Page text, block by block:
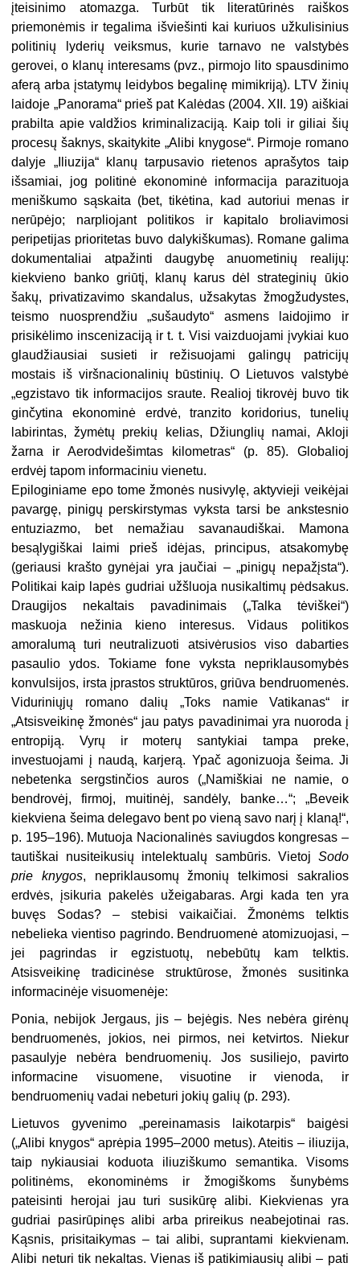
įteisinimo atomazga. Turbūt tik literatūrinės raiškos
priemonėmis ir tegalima išviešinti kai kuriuos užkulisinius
politinių lyderių veiksmus, kurie tarnavo ne valstybės
gerovei, o klanų interesams (pvz., pirmojo lito spausdinimo
aferą arba įstatymų leidybos begalinę mimikriją). LTV žinių
laidoje „Panorama“ prieš pat Kalėdas (2004. XII. 19) aiškiai
prabilta apie valdžios kriminalizaciją. Kaip toli ir giliai šių
procesų šaknys, skaitykite „Alibi knygose“. Pirmoje romano
dalyje „Iliuzija“ klanų tarpusavio rietenos aprašytos taip
išsamiai, jog politinė ekonominė informacija parazituoja
meniškumo sąskaita (bet, tikėtina, kad autoriui menas ir
nerūpėjo; narpliojant politikos ir kapitalo broliavimosi
peripetijas prioritetas buvo dalykiškumas). Romane galima
dokumentaliai atpažinti daugybę anuometinių realijų:
kiekvieno banko griūtį, klanų karus dėl strateginių ūkio
šakų, privatizavimo skandalus, užsakytas žmogžudystes,
teismo nuosprendžiu „sušaudyto“ asmens laidojimo ir
prisikėlimo inscenizaciją ir t. t. Visi vaizduojami įvykiai kuo
glaudžiausiai susieti ir režisuojami galingų patricijų
mostais iš viršnacionalinių būstinių. O Lietuvos valstybė
„egzistavo tik informacijos sraute. Realioj tikrovėj buvo tik
ginčytina ekonominė erdvė, tranzito koridorius, tunelių
labirintas, žymėtų prekių kelias, Džiunglių namai, Akloji
žarna ir Aerodvidešimtas kilometras“ (p. 85). Globalioj
erdvėj tapom informaciniu vienetu.
Epiloginiame epo tome žmonės nusivylę, aktyvieji veikėjai
pavargę, pinigų perskirstymas vyksta tarsi be ankstesnio
entuziazmo, bet nemažiau savanaudiškai. Mamona
besąlygiškai laimi prieš idėjas, principus, atsakomybę
(geriausi krašto gynėjai yra jaučiai – „pinigų nepažįsta“).
Politikai kaip lapės gudriai užšluoja nusikaltimų pėdsakus.
Draugijos nekaltais pavadinimais („Talka tėviškei“)
maskuoja nežinia kieno interesus. Vidaus politikos
amoralumą turi neutralizuoti atsivėrusios viso dabarties
pasaulio ydos. Tokiame fone vyksta nepriklausomybės
konvulsijos, irsta įprastos struktūros, griūva bendruomenės.
Viduriniųjų romano dalių „Toks namie Vatikanas“ ir
„Atsisveikinę žmonės“ jau patys pavadinimai yra nuoroda į
entropiją. Vyrų ir moterų santykiai tampa preke,
investuojami į naudą, karjerą. Ypač agonizuoja šeima. Ji
nebetenka sergstinčios auros („Namiškiai ne namie, o
bendrovėj, firmoj, muitinėj, sandėly, banke…“; „Beveik
kiekviena šeima delegavo bent po vieną savo narį į klaną!“,
p. 195–196). Mutuoja Nacionalinės saviugdos kongresas –
tautiškai nusiteikusių intelektualų sambūris. Vietoj Sodo
prie knygos, nepriklausomų žmonių telkimosi sakralios
erdvės, įsikuria pakelės užeigabaras. Argi kada ten yra
buvęs Sodas? – stebisi vaikaičiai. Žmonėms telktis
nebelieka vientiso pagrindo. Bendruomenė atomizuojasi, –
jei pagrindas ir egzistuotų, nebebūtų kam telktis.
Atsisveikinę tradicinėse struktūrose, žmonės susitinka
informacinėje visuomenėje:
Ponia, nebijok Jergaus, jis – bejėgis. Nes nebėra girėnų
bendruomenės, jokios, nei pirmos, nei ketvirtos. Niekur
pasaulyje nebėra bendruomenių. Jos susiliejo, pavirto
informacine visuomene, visuotine ir vienoda, ir
bendruomenių vadai nebeturi jokių galių (p. 293).
Lietuvos gyvenimo „pereinamasis laikotarpis“ baigėsi
(„Alibi knygos“ aprėpia 1995–2000 metus). Ateitis – iliuzija,
taip nykiausiai koduota iliuziškumo semantika. Visoms
politinėms, ekonominėms ir žmogiškoms šunybėms
pateisinti herojai jau turi susikūrę alibi. Kiekvienas yra
gudriai pasirūpinęs alibi arba prireikus neabejotinai ras.
Kąsnis, prisitaikymas – tai alibi, suprantami kiekvienam.
Alibi neturi tik nekaltas. Vienas iš patikimiausių alibi – pati